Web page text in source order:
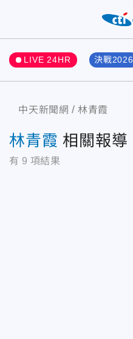
LIVE 24HR 決戰2026
中天新聞網 林青霞
林青霞 相關報導
有 9 項結果